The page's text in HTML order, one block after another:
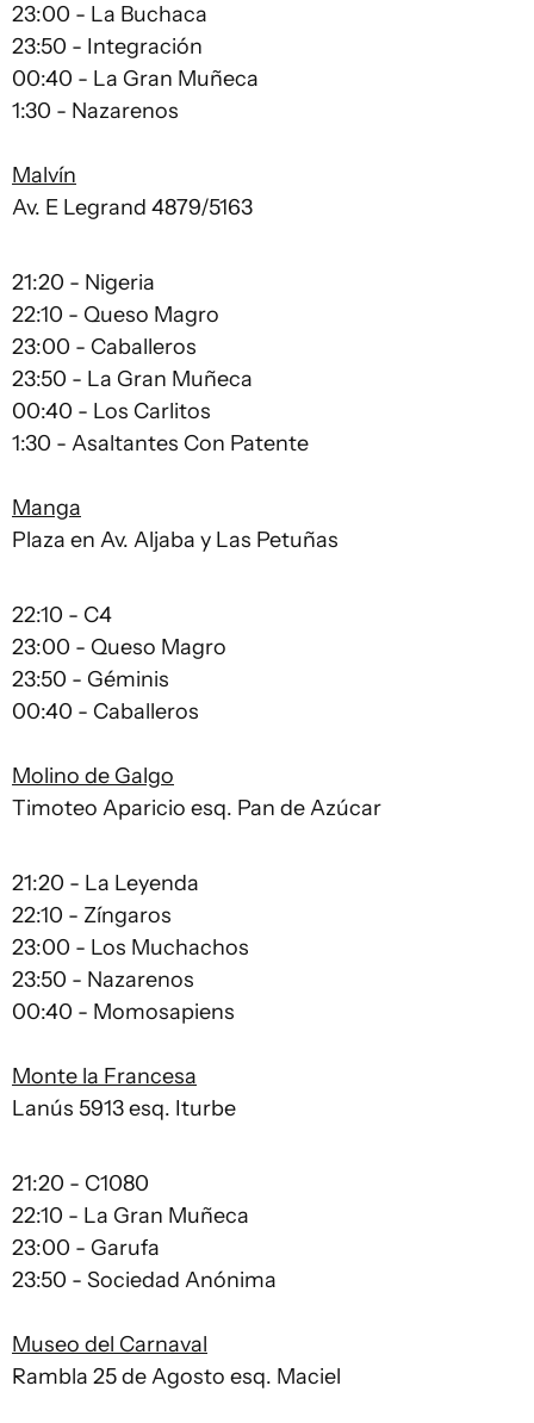
23:00 - La Buchaca
23:50 - Integración
00:40 - La Gran Muñeca
1:30 - Nazarenos
Malvín
Av. E Legrand 4879/5163
21:20 - Nigeria
22:10 - Queso Magro
23:00 - Caballeros
23:50 - La Gran Muñeca
00:40 - Los Carlitos
1:30 - Asaltantes Con Patente
Manga
Plaza en Av. Aljaba y Las Petuñas
22:10 - C4
23:00 - Queso Magro
23:50 - Géminis
00:40 - Caballeros
Molino de Galgo
Timoteo Aparicio esq. Pan de Azúcar
21:20 - La Leyenda
22:10 - Zíngaros
23:00 - Los Muchachos
23:50 - Nazarenos
00:40 - Momosapiens
Monte la Francesa
Lanús 5913 esq. Iturbe
21:20 - C1080
22:10 - La Gran Muñeca
23:00 - Garufa
23:50 - Sociedad Anónima
Museo del Carnaval
Rambla 25 de Agosto esq. Maciel